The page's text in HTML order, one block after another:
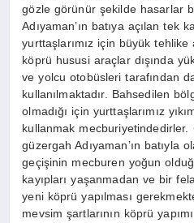
gözle görünür şekilde hasarlar
Adıyaman’ın batıya açılan tek
yurttaşlarımız için büyük
köprü hususi araçlar dışında
ve yolcu otobüsleri tarafından
kullanılmaktadır. Bahsedilen
olmadığı için yurttaşlarımız
kullanmak
güzergah Adıyaman’ın batıyla
geçişinin mecburen yoğun
kayıpları yaşanmadan ve bir
yeni köprü yapılması
mevsim şartlarının köprü